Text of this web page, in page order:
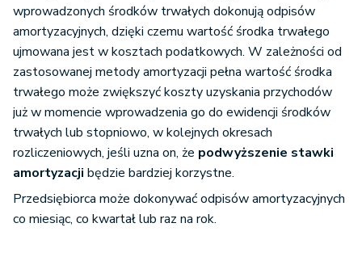
wprowadzonych środków trwałych dokonują odpisów
amortyzacyjnych, dzięki czemu wartość środka trwałego
ujmowana jest w kosztach podatkowych. W zależności od
zastosowanej metody amortyzacji pełna wartość środka
trwałego może zwiększyć koszty uzyskania przychodów
już w momencie wprowadzenia go do ewidencji środków
trwałych lub stopniowo, w kolejnych okresach
rozliczeniowych, jeśli uzna on, że podwyższenie stawki
amortyzacji będzie bardziej korzystne.
Przedsiębiorca może dokonywać odpisów amortyzacyjnych
co miesiąc, co kwartał lub raz na rok.